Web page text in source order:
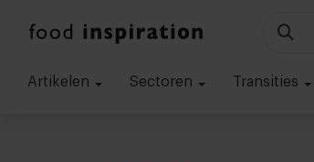
Artikelen Sectoren Transities